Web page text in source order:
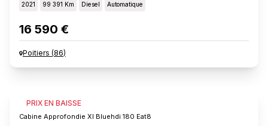
2021 99 391 Km Diesel Automatique
16 590 €
Poitiers (86)
PRIX EN BAISSE
FIAT SCUDO
Cabine Approfondie Xl Bluehdi 180 Eat8